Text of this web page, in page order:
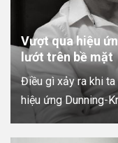
Vượt qua hiệu
lướt trên bề mặt
Điều gì xảy ra khi
hiệu ứng Dunning-